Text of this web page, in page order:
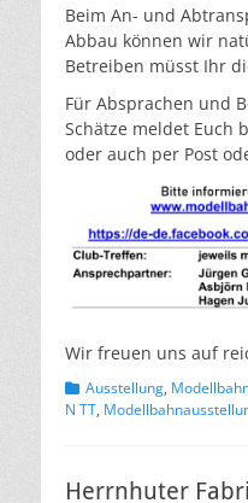
Beim An- und
Abbau können wir
Betreiben müsst Ihr
Für Absprachen und
Schätze meldet Euch
oder auch per Post
Wir freuen uns auf
Kategorien
Ausstellung,
N TT,
Herrnhuter